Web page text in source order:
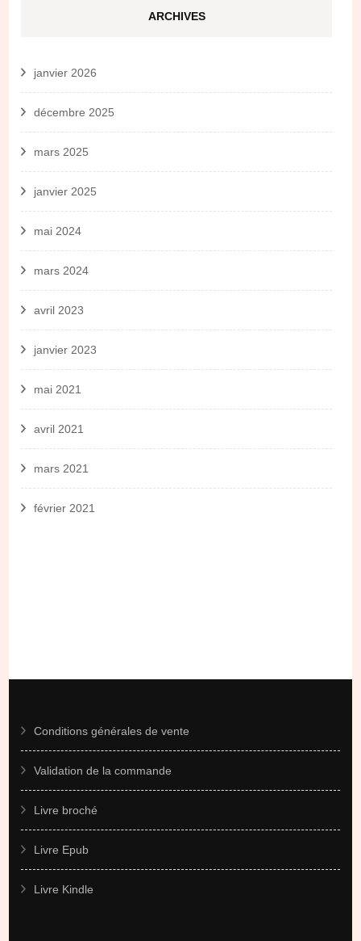
ARCHIVES
janvier 2026
décembre 2025
mars 2025
janvier 2025
mai 2024
mars 2024
avril 2023
janvier 2023
mai 2021
avril 2021
mars 2021
février 2021
Conditions générales de vente
Validation de la commande
Livre broché
Livre Epub
Livre Kindle